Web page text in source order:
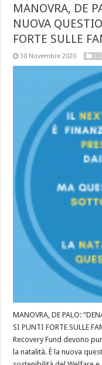
MANOVRA, DE
NUOVA
FORTE SULLE
30 Novembre 2020
MANOVRA, DE PALO:
SI PUNTI FORTE SULLE
Recovery Fund devono
la natalità. È la nuova